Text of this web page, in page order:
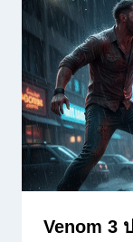
Venom 3